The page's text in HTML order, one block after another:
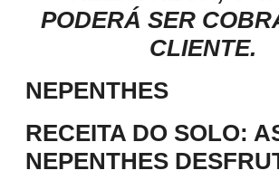
PODERÁ SER
CLIENTE.
NEPENTHES
RECEITA DO SOLO:
NEPENTHES